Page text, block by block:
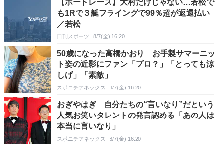
【ボートレース】大村だけじゃない…若松で
も1Rで３艇フライングで99％超が返還払い
／若松
日刊スポーツ 8/7(金) 16:20
50歳になった高橋かおり お手製サマーニッ
ト姿の近影にファン「プロ？」「とっても涼
しげ」「素敵」
スポニチアネックス 8/7(金) 16:20
おぎやはぎ 自分たちの“言いなり”だという
人気お笑いタレントの発言認める「あの人は
本当に言いなり」
スポニチアネックス 8/7(金) 16:20